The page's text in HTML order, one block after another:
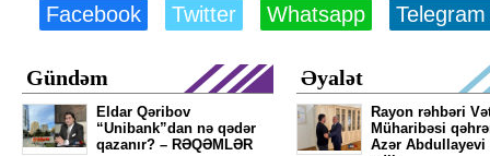
Facebook Twitter Whatsapp Telegram
Gündəm
Eldar Qəribov
“Unibank”dan nə qədər
qazanır? – RƏQƏMLƏR
Əyalət
Rayon rəhbəri
Müharibəsi
Azər Abdullayevi